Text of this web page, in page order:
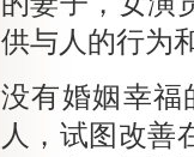
供与人的行为
没有婚姻幸福
人，试图改善